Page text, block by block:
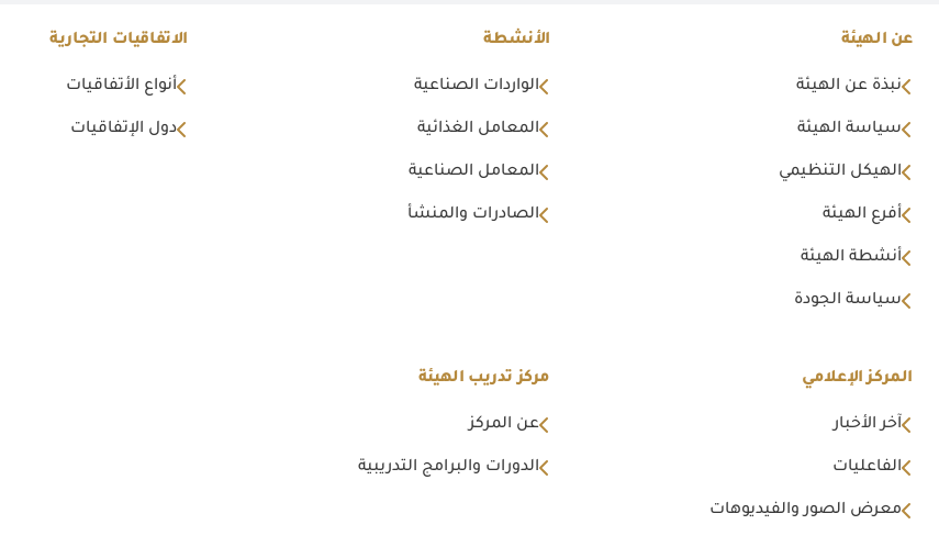
عن الهيئة
نبذة عن الهيئة
سياسة الهيئة
الهيكل التنظيمي
أفرع الهيئة
أنشطة الهيئة
سياسة الجودة
الأنشطة
الواردات الصناعية
المعامل الغذائية
المعامل الصناعية
الصادرات والمنشأ
الاتفاقيات التجارية
أنواع الأتفاقيات
دول الإتفاقيات
المركز الإعلامي
آخر الأخبار
الفاعليات
معرض الصور والفيديوهات
مركز تدريب الهيئة
عن المركز
الدورات والبرامج التدريبية